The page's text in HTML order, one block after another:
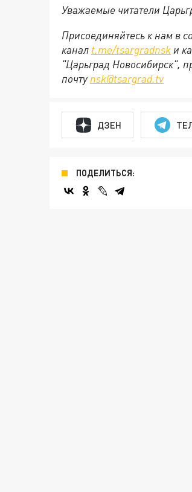
Уважаемые читатели
Присоединяйтесь к нам в
канал t.me/tsargradnsk и
"Царьград Новосибирск",
почту nsk@tsargrad.tv
ДЗЕН
ПОДЕЛИТЬСЯ: